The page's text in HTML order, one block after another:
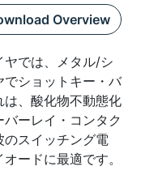
Overview
ヤでは、メタル/シ
でショットキー・バ
は、酸化物不動態化
ーレイ・コンタク
のスイッチング電
ードに最適です。